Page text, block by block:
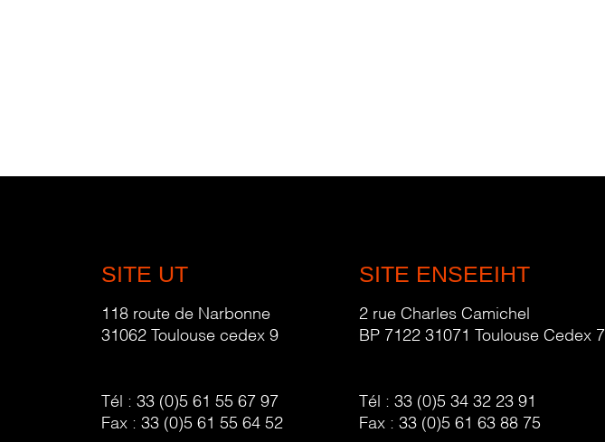
SITE UT
118 route de Narbonne
31062 Toulouse cedex 9
Tél : 33 (0)5 61 55 67 97
Fax : 33 (0)5 61 55 64 52
SITE ENSEEIHT
2 rue Charles Camichel
BP 7122 31071 Toulouse Cedex 7
Tél : 33 (0)5 34 32 23 91
Fax : 33 (0)5 61 63 88 75